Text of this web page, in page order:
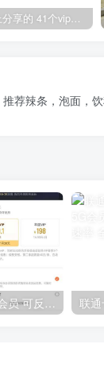
网上分享的 41个vip解析接口 有需要的拿去~ 免费看全网VIP会员视频
0.1元开7天优酷黄金会员 可反复开通需要关闭自动续费